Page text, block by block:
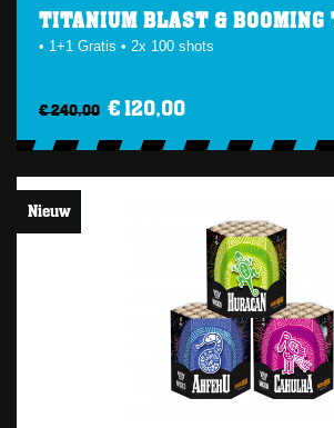
TITANIUM BLAST & BOOMING
• 1+1 Gratis • 2x 100 shots
€ 240,00 € 120,00
Nieuw